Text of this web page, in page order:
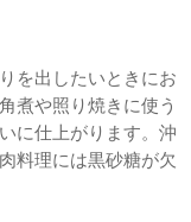
を出したいときにお
煮や照り焼きに使う
に仕上がります。沖
料理には黒砂糖が欠